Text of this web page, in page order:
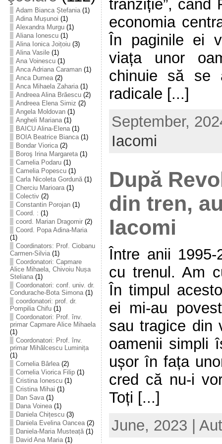
Adam Bianca Ștefania(1)
Adina Mușunoi (1)
Alexandra Murgu(1)
Aliana Ionescu(1)
Alina Ionica Joițoiu(3)
Alina Vasile(1)
Ana Voinescu(1)
Anca Adriana Caraman(1)
Anca Dumea(2)
Anca Mihaela Zaharia(1)
Andreea Alina Brăescu(2)
Andreea Elena Simiz (2)
Angela Moldovan(1)
Angheli Mariana(1)
BAICU Alina-Elena(1)
BOIA Beatrice Bianca(1)
Bondar Viorica(2)
Boroş Irina Margareta(1)
Camelia Podaru(1)
Camelia Popescu(1)
Carla Nicoleta Gordună(1)
Cherciu Marioara(1)
Colectiv(2)
Constantin Porojan(1)
Coord. : (1)
coord. Marian Dragomir(2)
Coord. Popa Adina-Maria
(1)
Coordinators: Prof. Ciobanu
Carmen-Silvia(1)
Coordonatori: Capmare
Alice Mihaela, Chivoiu Nușa
Steliana(1)
Coordonatori: conf. univ. dr.
Condurache-Bota Simona(1)
coordonatori: prof. dr.
Pompilia Chifu(1)
Coordonatori: Prof. înv.
primar Capmare Alice Mihaela
(1)
Coordonatori: Prof. înv.
primar Mihălcescu Luminița
(1)
Cornelia Bârlea(2)
Cornelia Viorica Filip(1)
Cristina Ionescu(1)
Cristina Mihai (1)
Dan Sava(1)
Dana Voinea(1)
Daniela Chițescu(3)
Daniela Evelina Oancea(2)
Daniela-Maria Musteață(1)
David Ana Maria(1)
tranziție”, când
economia
În paginile ei
viața unor
chinuie să se
radicale [...]
September,
Iacomi
După
din tren,
Iacomi
Între anii
cu trenul. Am
În timpul
ei mi-au
sau tragice din
oamenii simpli
ușor în fața
cred că nu-i
Toți [...]
June, 2023 |